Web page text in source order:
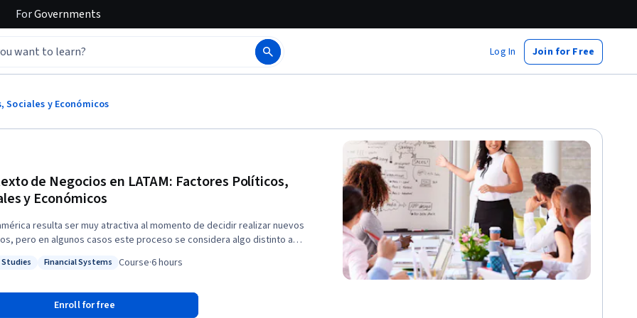
ForGovernments
Log In Join for Free
Sociales y Económicos
de Negocios en LATAM: Factores Políticos,
y Económicos
resulta ser muy atractiva al momento de decidir realizar nuevos
pero en algunos casos este proceso se considera algo distinto a
que permitan entender de mejor manera este contexto y así
podrán conocer el contexto
y económico en Latinoamérica. Del mismo modo, los alumnos
Studies
Status: Financial Systems
Financial Systems Course·6 hours
Enroll for free